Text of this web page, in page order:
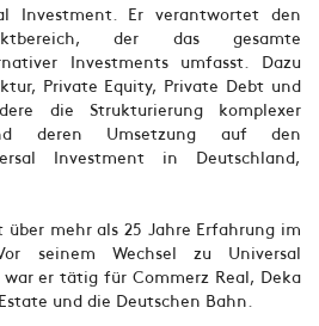
Investment. Er verantwortet den
der das gesamte
Investments umfasst. Dazu
Private Equity, Private Debt und
die Strukturierung komplexer
deren Umsetzung auf den
Investment in Deutschland,
über mehr als 25 Jahre Erfahrung im
seinem Wechsel zu Universal
war er tätig für Commerz Real, Deka
und die Deutschen Bahn.